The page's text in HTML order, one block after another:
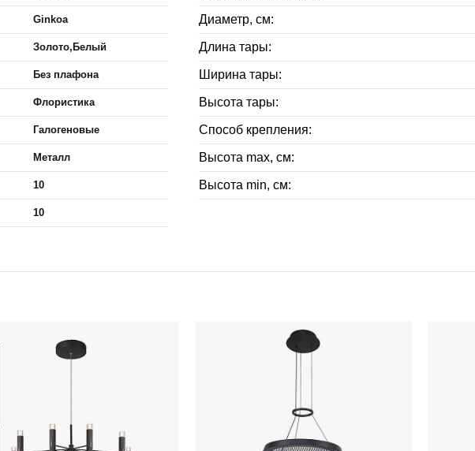
Ginkoa
Золото,Белый
Без плафона
Флористика
Галогеновые
Металл
10
10
Диаметр, см:
Длина тары:
Ширина тары:
Высота тары:
Способ крепления:
Высота max, см:
Высота min, см: